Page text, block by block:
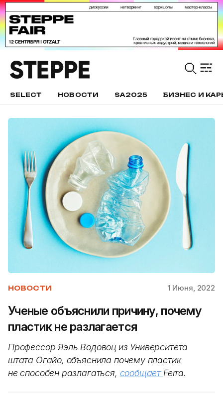
SELECT НОВОСТИ SA2025 БИЗНЕС И
НОВОСТИ 1 Июня, 2022
Ученые объяснили причину, почему
пластик не разлагается
Профессор Яэль Водовоц из Университета
штата Огайо, объяснила почему пластик
не способен разлагаться, сообщает Ferra.